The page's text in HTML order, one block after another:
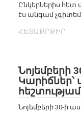
Ընկերներիս հետ
էս անգամ
ՀԵՏԱՔՐՔԻՐ
Նոյեմբերի
Կարիճներ՝
Նոյեմբերի 30-ի